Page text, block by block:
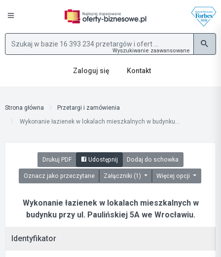
Wyszukiwanie zaawansowane
Zaloguj się Kontakt
Strona główna
Przetargi i zamówienia
Wykonanie łazienek w lokalach mieszkalnych w budynku...
Drukuj PDF Udostępnij Dodaj do schowka
Oznacz jako przeczytane Załączniki (1) Więcej opcji
Wykonanie łazienek w lokalach mieszkalnych w
budynku przy ul. Paulińskiej 5A we Wrocławiu.
Identyfikator